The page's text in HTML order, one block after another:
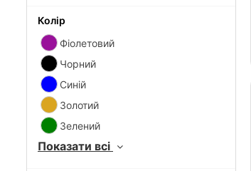
Вид захисту
Плівка
Чохол
Потужність
30W
48W